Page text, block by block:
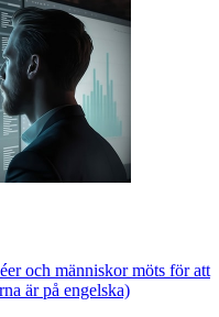
och människor möts för att
är på engelska)